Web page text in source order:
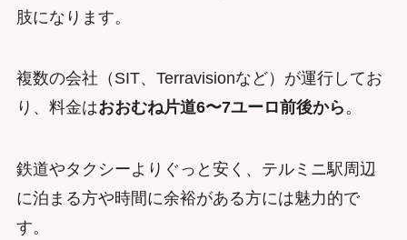
肢になります。
複数の会社（SIT、Terravisionなど）が運行してお
り、料金はおおむね片道6〜7ユーロ前後から。
鉄道やタクシーよりぐっと安く、テルミニ駅周辺
に泊まる方や時間に余裕がある方には魅力的で
す。